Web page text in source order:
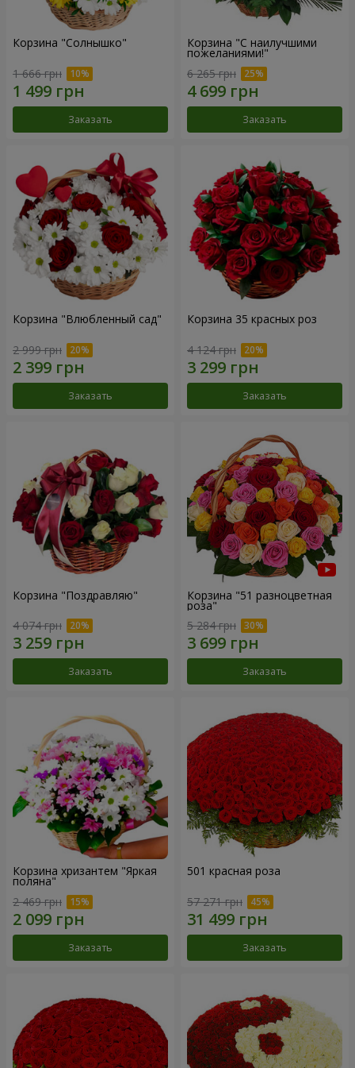
Корзина "Солнышко"
1 666 грн
Заказать
Корзина "С наилучшими
пожеланиями!"
6 265 грн
Заказать
Корзина "Влюбленный сад"
2 999 грн
Заказать
Корзина 35 красных роз
4 124 грн
Заказать
Корзина "Поздравляю"
4 074 грн
Заказать
Корзина "51 разноцветная
роза"
5 284 грн
Заказать
Корзина хризантем "Яркая
поляна"
2 469 грн
Заказать
501 красная роза
57 271 грн
Заказать